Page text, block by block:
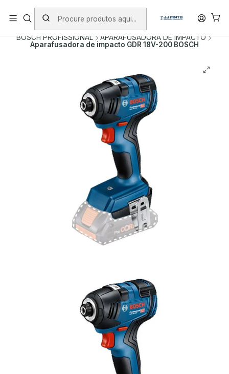
PORTES INCLUÍDOS EM ENCOMENDAS +75€ (excepto ilhas)
Início PRODUTOS
FERRAMENTAS SEM FIO
BOSCH PROFISSIONAL
APARAFUSADORA DE IMPACTO
Aparafusadora de impacto GDR 18V-200 BOSCH